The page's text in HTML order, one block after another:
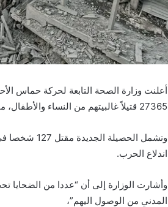
أعلنت وزارة الصحة التابعة لحركة حماس
27365 قتيلاً غالبيتهم من النساء والأطفال، منذ بدء الحرب في السابع من تشرين الاول.
اندلاع الحرب.
وأشارت الوزارة إلى أن “عددا من الضحايا
المدني من الوصول اليهم”،